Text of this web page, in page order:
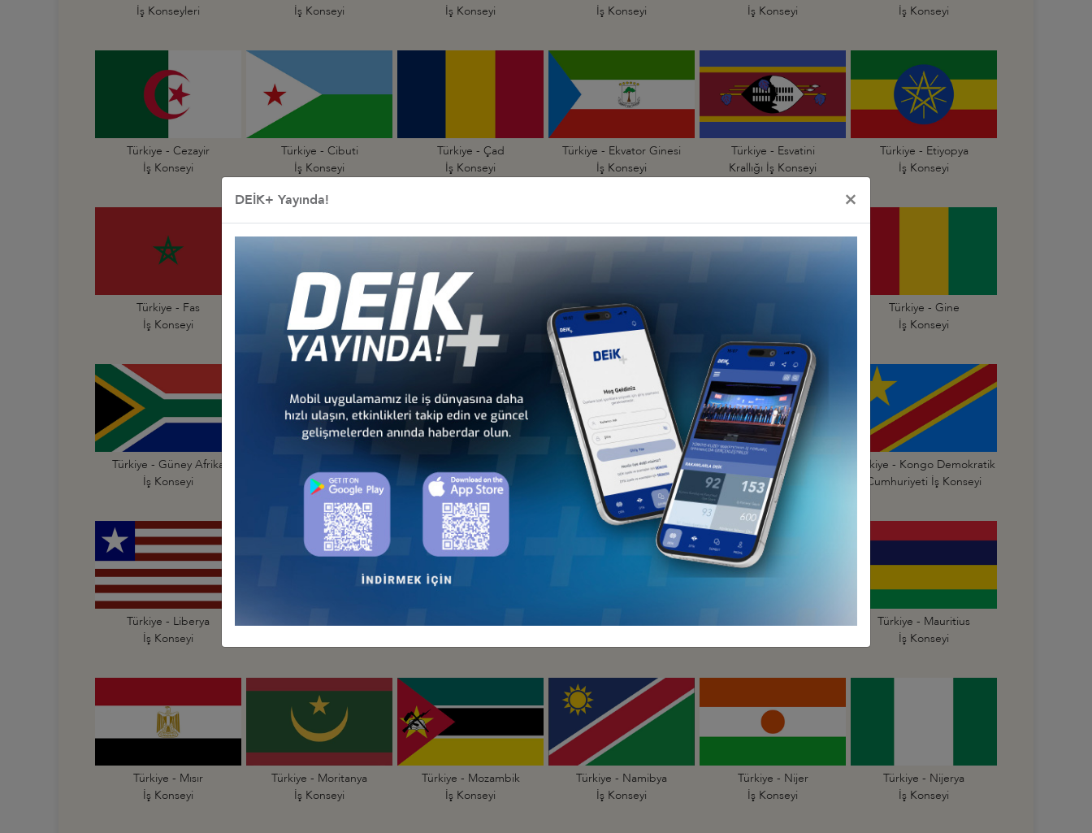
İş Konseyleri
İş Konseyi
İş Konseyi
İş Konseyi
İş Konseyi
İş Konseyi
Türkiye - Cezayir
İş Konseyi
Türkiye - Cibuti
İş Konseyi
Türkiye - Çad
İş Konseyi
Türkiye - Ekvator Ginesi
İş Konseyi
Türkiye - Esvatini
Krallığı İş Konseyi
Türkiye - Etiyopya
İş Konseyi
Türkiye - Fas
İş Konseyi
Türkiye - Fildişi Sahili
İş Konseyi
Türkiye - Gabon
İş Konseyi
Türkiye - Gambiya
İş Konseyi
Türkiye - Gine
İş Konseyi
Türkiye - Güney Afrika
İş Konseyi
İş Konseyi
İş Konseyi
Türkiye - Kenya
İş Konseyi
Türkiye - Kongo
Cumhuriyeti İş Konseyi
Türkiye - Kongo Demokratik
Cumhuriyeti İş Konseyi
Türkiye - Liberya
İş Konseyi
Türkiye - Mauritius
İş Konseyi
Türkiye - Mısır
İş Konseyi
Türkiye - Moritanya
İş Konseyi
Türkiye - Mozambik
İş Konseyi
Türkiye - Namibya
İş Konseyi
Türkiye - Nijer
İş Konseyi
Türkiye - Nijerya
İş Konseyi
DEİK+ Yayında! ×